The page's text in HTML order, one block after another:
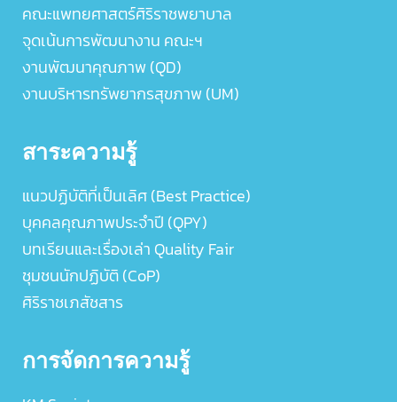
คณะแพทยศาสตร์ศิริราชพยาบาล
จุดเน้นการพัฒนางาน คณะฯ
งานพัฒนาคุณภาพ (QD)
งานบริหารทรัพยากรสุขภาพ (UM)
สาระความรู้
แนวปฏิบัติที่เป็นเลิศ (Best Practice)
บุคคลคุณภาพประจำปี (QPY)
บทเรียนและเรื่องเล่า Quality Fair
ชุมชนนักปฏิบัติ (CoP)
ศิริราชเภสัชสาร
การจัดการความรู้